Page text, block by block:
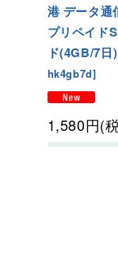
港 データ通
プリペイド
ド(4GB/7日)
hk4gb7d]
1,580円(